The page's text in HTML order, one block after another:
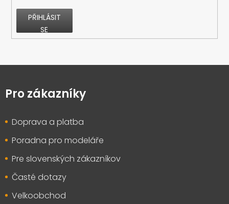
PŘIHLÁSIT
SE
Z
pPro zákazníky
Doprava a platba
Poradna pro modeláře
Pre slovenských zákazníkov
Časté dotazy
Velkoobchod